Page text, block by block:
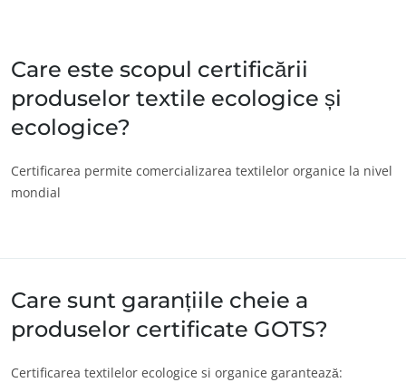
Despre noi
Știri/Noutăți
America
Argentina (spaniolă)
Brazilia (portugheză)
Canada
Chile (spaniolă)
Mexic (spaniolă)
Statele Unite ale
(engleză)
Care este scopul certificării
produselor textile ecologice și
ecologice?
Certificarea permite comercializarea textilelor organice la nivel
mondial
Care sunt garanțiile cheie a
produselor certificate GOTS?
Certificarea textilelor ecologice si organice garantează: